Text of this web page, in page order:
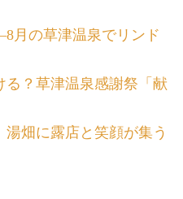
月の草津温泉でリンド
る？草津温泉感謝祭「献
湯畑に露店と笑顔が集う